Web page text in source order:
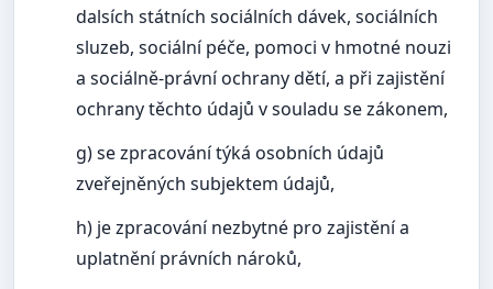
dalsích státních sociálních dávek, sociálních
sluzeb, sociální péče, pomoci v hmotné nouzi
a sociálně-právní ochrany dětí, a při zajistění
ochrany těchto údajů v souladu se zákonem,
g) se zpracování týká osobních údajů
zveřejněných subjektem údajů,
h) je zpracování nezbytné pro zajistění a
uplatnění právních nároků,